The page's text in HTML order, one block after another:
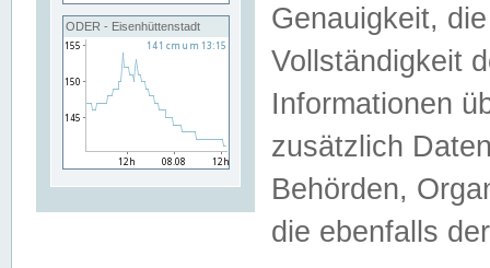
ODER - Eisenhüttenstadt
Genauigkeit,
Vollständigkeit
Informationen
zusätzlich
Behörden,
die ebenfalls